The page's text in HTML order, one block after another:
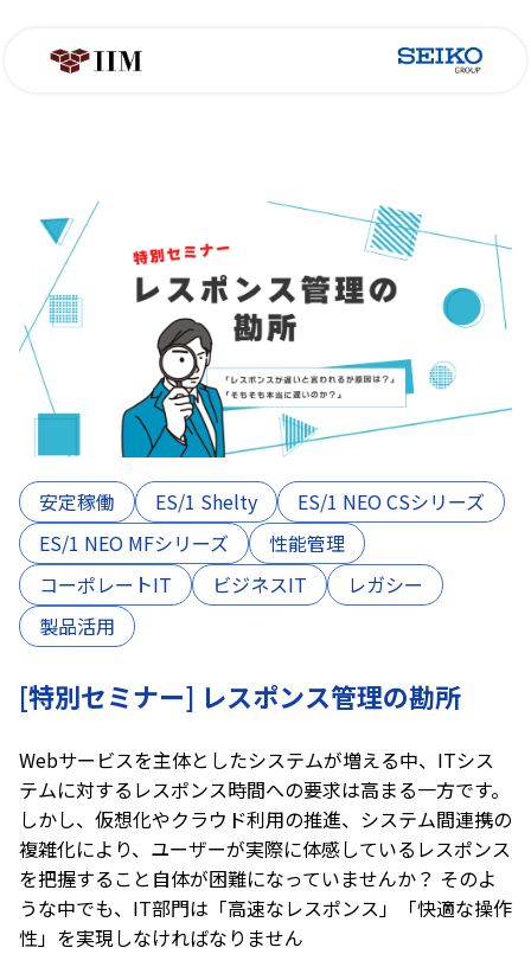
安定稼働 ES/1 Shelty
ES/1 NEO CSシリーズ
ES/1 NEO MFシリーズ
性能管理
コーポレートIT
ビジネスIT
レガシー
製品活用
[特別セミナー] レスポンス管理の勘所
Webサービスを主体としたシステムが増える中、ITシス
テムに対するレスポンス時間への要求は高まる一方です。
しかし、仮想化やクラウド利用の推進、システム間連携の
複雑化により、ユーザーが実際に体感しているレスポンス
を把握すること自体が困難になっていませんか？ そのよ
うな中でも、IT部門は「高速なレスポンス」「快適な操作
性」を実現しなければなりません